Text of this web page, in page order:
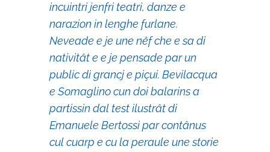
incuintri jenfri teatri, danze e
narazion in lenghe furlane.
Neveade e je une nêf che e sa di
nativitât e e je pensade par un
public di grancj e piçui. Bevilacqua
e Somaglino cun doi balarins a
partissin dal test ilustrât di
Emanuele Bertossi par contânus
cul cuarp e cu la peraule une storie